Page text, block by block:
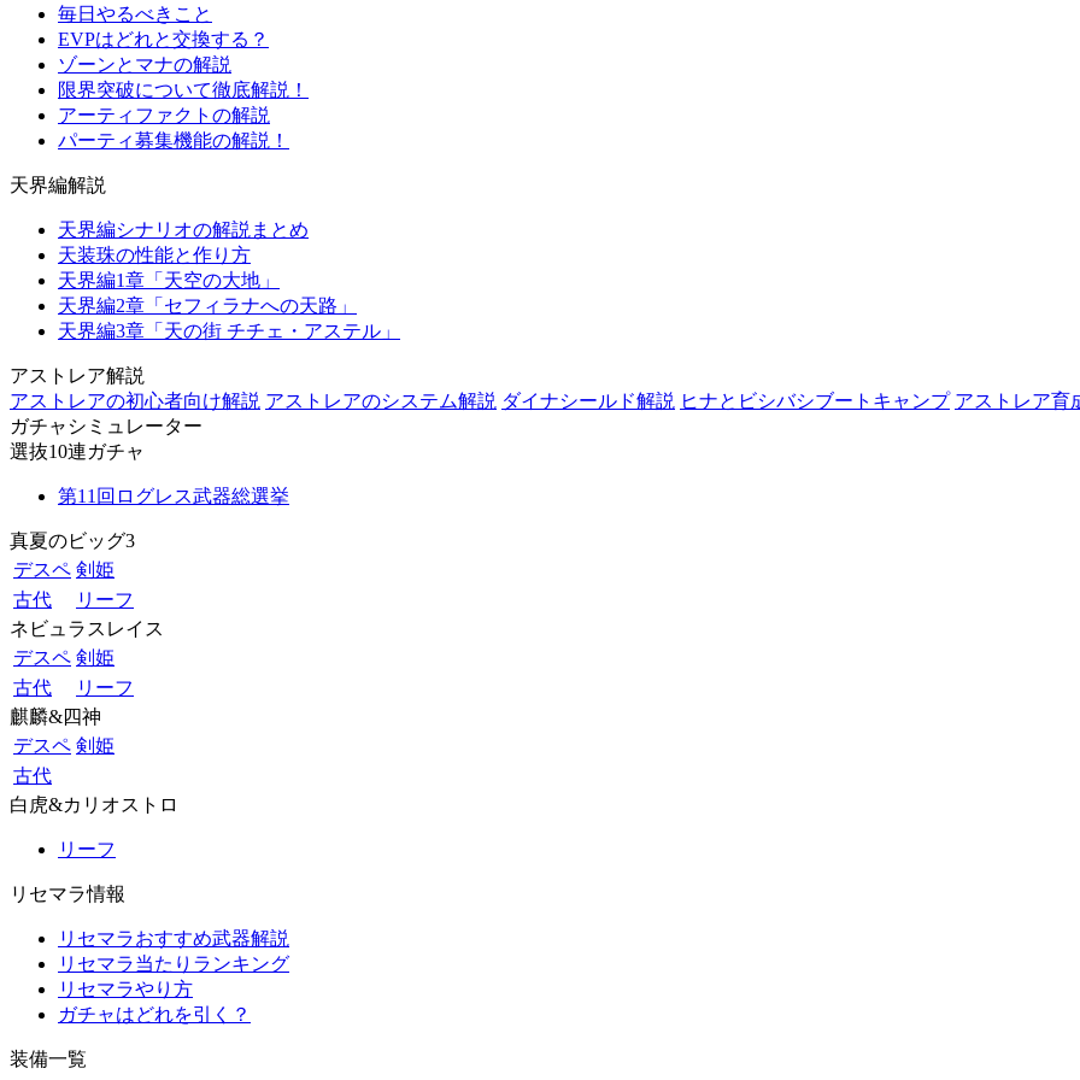
毎日やるべきこと
EVPはどれと交換する？
ゾーンとマナの解説
限界突破について徹底解説！
アーティファクトの解説
パーティ募集機能の解説！
天界編解説
天界編シナリオの解説まとめ
天装珠の性能と作り方
天界編1章「天空の大地」
天界編2章「セフィラナへの天路」
天界編3章「天の街 チチェ・アステル」
アストレア解説
アストレアの初心者向け解説 アストレアのシステム解説 ダイナシールド解説 ヒナとビシバシブートキャンプ アストレア育
ガチャシミュレーター
選抜10連ガチャ
第11回ログレス武器総選挙
真夏のビッグ3
デスペ 剣姫
古代
リーフ
ネビュラスレイス
デスペ 剣姫
古代
リーフ
麒麟&四神
デスペ 剣姫
古代
白虎&カリオストロ
リーフ
リセマラ情報
リセマラおすすめ武器解説
リセマラ当たりランキング
リセマラやり方
ガチャはどれを引く？
装備一覧